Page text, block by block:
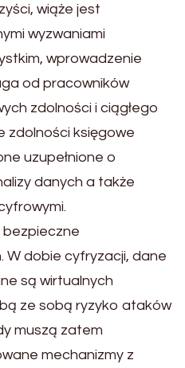
wiąże jest
wyzwaniami
wprowadzenie
od pracowników
zdolności i ciągłego
zdolności księgowe
uzupełnione o
danych a także
bezpieczne
W dobie cyfryzacji, dane
są wirtualnych
ze sobą ryzyko ataków
muszą zatem
mechanizmy z